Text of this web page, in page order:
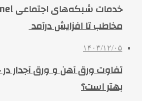
مخاطب تا افزایش درآمد
۱۴۰۳/۱۲/۰۵
تفاوت ورق آهن و ورق آجدار
بهتر است؟